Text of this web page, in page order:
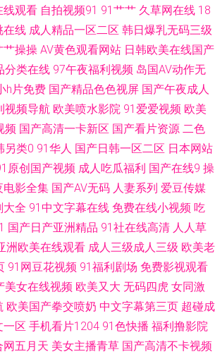
VA视频 欧美A∨ 亚洲国产aa 福利导航久久 亚洲天堂
综合激情色网 91视频熟女 日韩熟女资源网站 51福
老司机黄色网址 午夜久草资源站 97国产资源 岛国动
夜成人色网 91微拍福利视频 日日撸亚洲视频 99视
网 亚洲另类文学 福利人AV 韩国美女自慰 四虎人妻
入口 殴美蜜桃 97无码视频 国产又爽又黄A片 人妖免
情 超碰人人ab 欧美揄拍 在线观看a网站 国产黑丝嘿
在线97 国产精彩视频久久 三级片无码 探花av电影
线观看 自拍视频91 91艹艹 久草网在线 18
在线 成人精品一区二区 韩日爆乳无码三级
艹操操 AV黄色观看网站 日韩欧美在线国产
分类在线 97午夜福利视频 岛国AV动作无
h片免费 国产精品色色视屏 国产午夜成人
视频导航 欧美喷水影院 91爱爱视频 欧美
频 国产高清一卡新区 国产看片资源 二色
另类0 91华人 国产日韩一区二区 日本网站
原创国产视频 成人吃瓜福利 国产在线9 操
电影全集 国产AV无码 人妻系列 爱豆传媒
大全 91中文字幕在线 免费在线小视频 吃
国产日产亚洲精品 91社在线高清 人人草
洲欧美在线观看 成人三级成人三级 欧美老
91网豆花视频 91福利剧场 免费影视观看
美女在线视频 欧美又大 无码四虎 女同激
欧美国产拳交喷奶 中文字幕第三页 超碰成
一区 手机看片1204 91色快播 福利撸影院
网五月天 美女主播青草 国产高清不卡视频